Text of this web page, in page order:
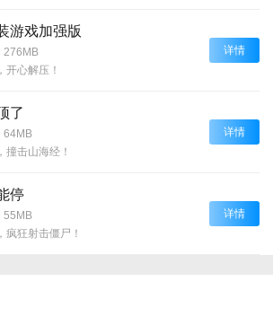
游戏加强版
276MB
开心解压！
详情
了
64MB
撞击山海经！
详情
停
55MB
疯狂射击僵尸！
详情